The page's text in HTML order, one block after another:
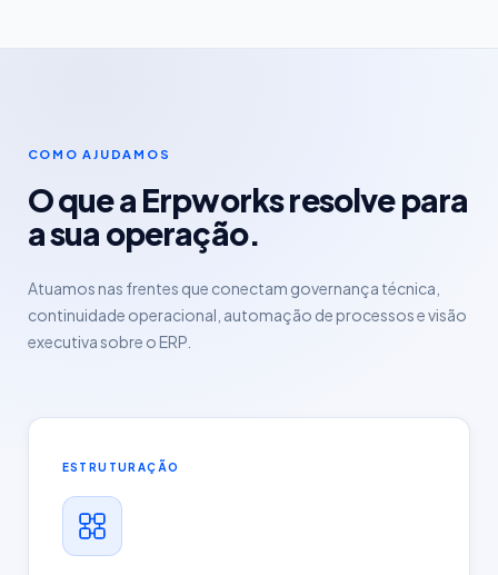
COMO AJUDAMOS
O que a Erpworks resolve para
a sua operação.
Atuamos nas frentes que conectam governança técnica,
continuidade operacional, automação de processos e visão
executiva sobre o ERP.
ESTRUTURAÇÃO